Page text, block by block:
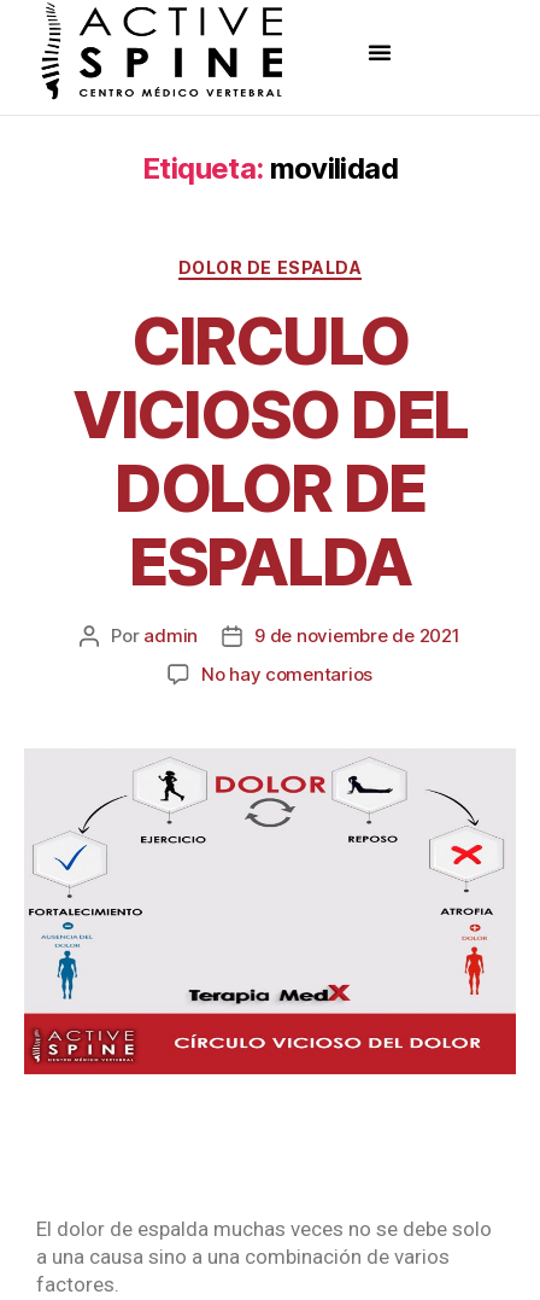
Etiqueta: movilidad
DOLOR DE ESPALDA
CIRCULO
VICIOSO DEL
DOLOR DE
ESPALDA
Por admin
9 de noviembre de 2021
No hay comentarios
El dolor de espalda muchas veces no se debe solo
a una causa sino a una combinación de varios
factores.